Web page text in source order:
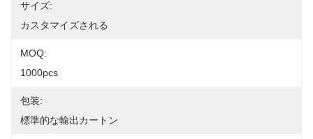
サイズ:
カスタマイズされる
MOQ:
1000pcs
包装:
標準的な輸出カートン